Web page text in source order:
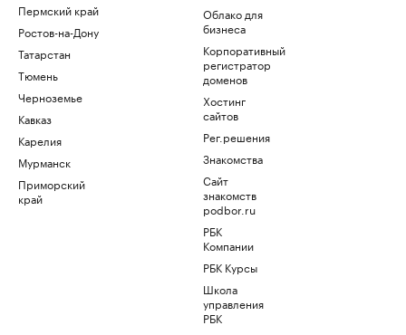
Пермский край
Ростов-на-Дону
Татарстан
Тюмень
Черноземье
Кавказ
Карелия
Мурманск
Приморский
край
Облако для
бизнеса
Корпоративный
регистратор
доменов
Хостинг
сайтов
Рег.решения
Знакомства
Сайт
знакомств
podbor.ru
РБК
Компании
РБК Курсы
Школа
управления
РБК